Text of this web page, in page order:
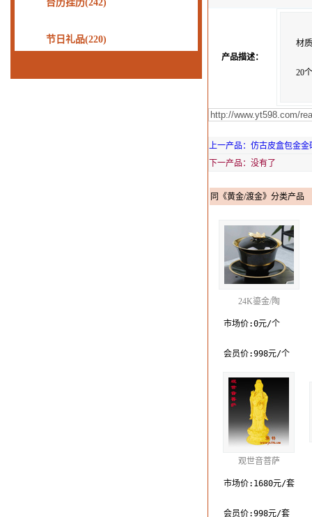
产品描述：
材
20
上一产品：仿古皮盒包金金
下一产品：没有了
同《黄金/渡金》分类产品
24K鎏金/陶
市场价:0元/个
会员价:998元/个
观世音菩萨
市场价:1680元/套
会员价:998元/套
台历挂历(242)
节日礼品(220)